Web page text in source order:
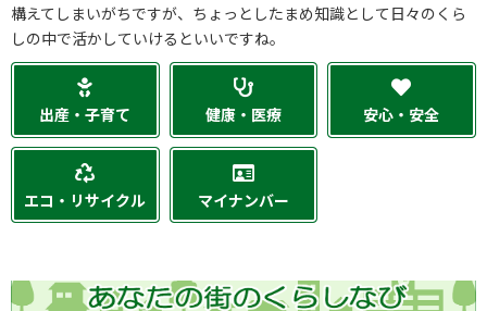
構えてしまいがちですが、ちょっとしたまめ知識として日々のくら
しの中で活かしていけるといいですね。
出産・子育て 健康・医療 安心・安全
エコ・リサイクル マイナンバー